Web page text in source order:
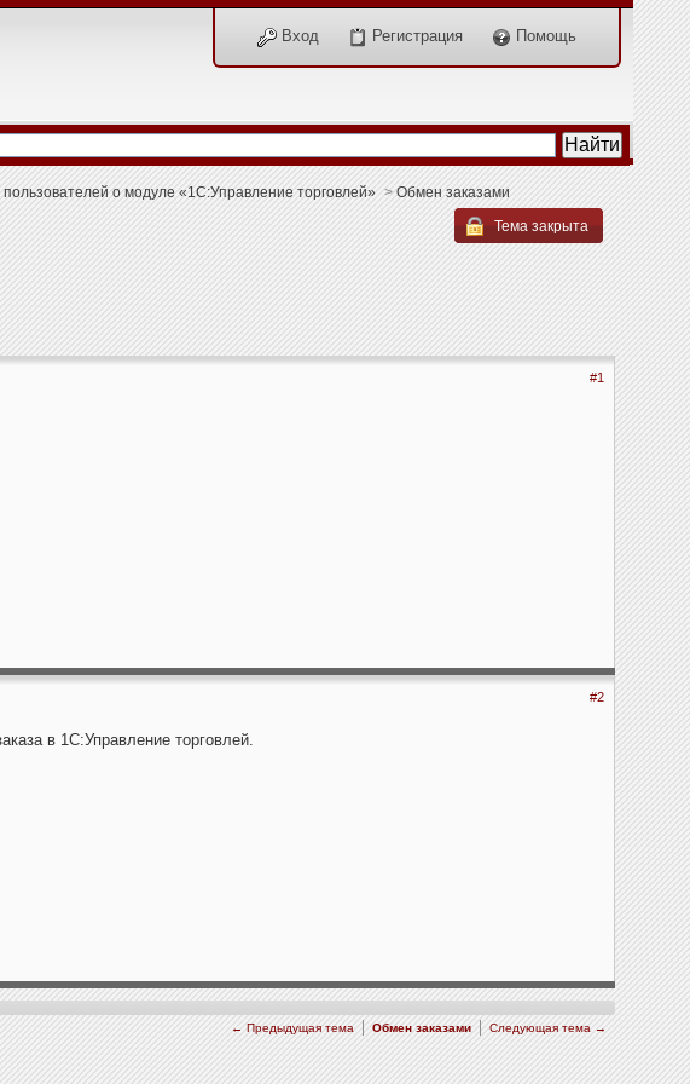
Вход Регистрация Помощь
о модуле «1С:Управление торговлей» > Обмен заказами
Тема закрыта
#1
#2
в 1С:Управление торговлей.
← Предыдущая тема Обмен заказами Следующая тема →